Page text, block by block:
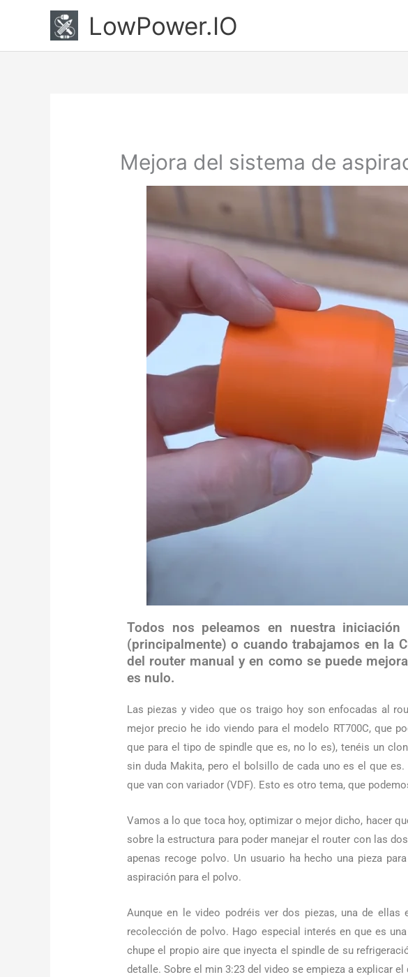
LowPower.IO
Mejora del sistema de
Todos nos peleamos en nuestra
(principalmente) o cuando trabajamos en la
del router manual y en como se puede
es nulo.
Las piezas y video que os traigo hoy son enfocadas al
mejor precio he ido viendo para el modelo RT700C, que
que para el tipo de spindle que es, no lo es), tenéis un
sin duda Makita, pero el bolsillo de cada uno es el que
que van con variador (VDF). Esto es otro tema, que
Vamos a lo que toca hoy, optimizar o mejor dicho, hacer
sobre la estructura para poder manejar el router con las
apenas recoge polvo. Un usuario ha hecho una pieza
aspiración para el polvo.
Aunque en le video podréis ver dos piezas, una de
recolección de polvo. Hago especial interés en que es
chupe el propio aire que inyecta el spindle de su
detalle. Sobre el min 3:23 del video se empieza a explicar